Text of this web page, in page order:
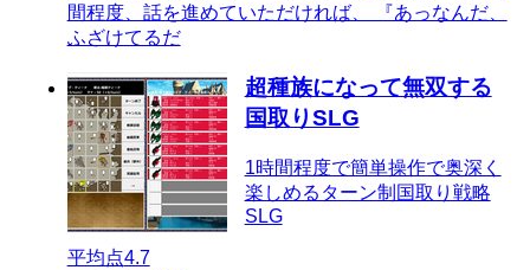
間程度、話を進めていただければ、 『あっなんだ、
ふざけてるだ
超種族になって無双する
国取りSLG
1時間程度で簡単操作で奥深く
楽しめるターン制国取り戦略
SLG
平均点4.7